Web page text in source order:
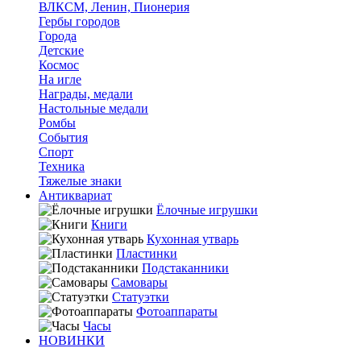
ВЛКСМ, Ленин, Пионерия
Гербы городов
Города
Детские
Космос
На игле
Награды, медали
Настольные медали
Ромбы
События
Спорт
Техника
Тяжелые знаки
Антиквариат
Ёлочные игрушки
Книги
Кухонная утварь
Пластинки
Подстаканники
Самовары
Статуэтки
Фотоаппараты
Часы
НОВИНКИ